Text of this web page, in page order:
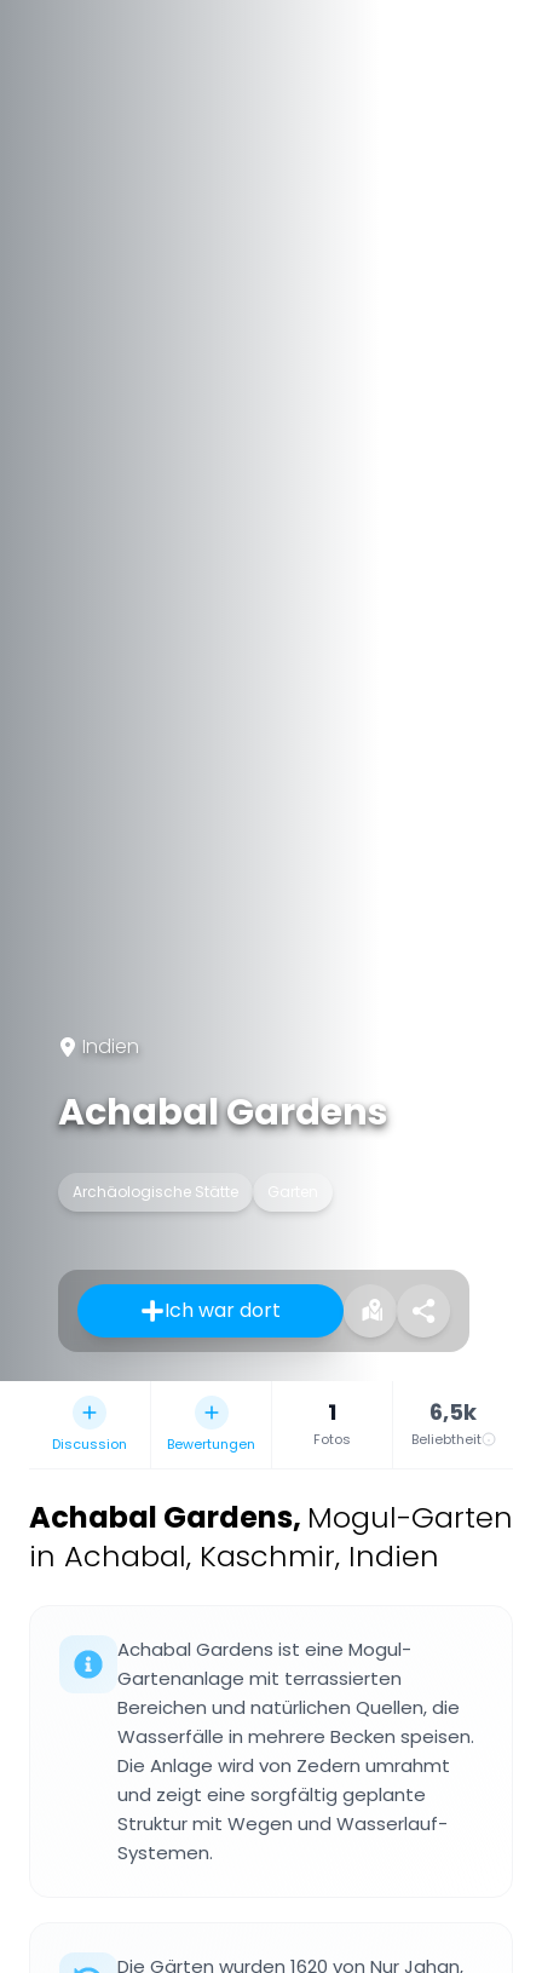
Indien
Achabal Gardens
Archäologische Stätte Garten
Ich war dort
Discussion Bewertungen
1
Fotos
6,5k
Beliebtheit
Achabal Gardens, Mogul-Garten
in Achabal, Kaschmir, Indien
Achabal Gardens ist eine Mogul-
Gartenanlage mit terrassierten
Bereichen und natürlichen Quellen, die
Wasserfälle in mehrere Becken speisen.
Die Anlage wird von Zedern umrahmt
und zeigt eine sorgfältig geplante
Struktur mit Wegen und Wasserlauf-
Systemen.
Die Gärten wurden 1620 von Nur Jahan,